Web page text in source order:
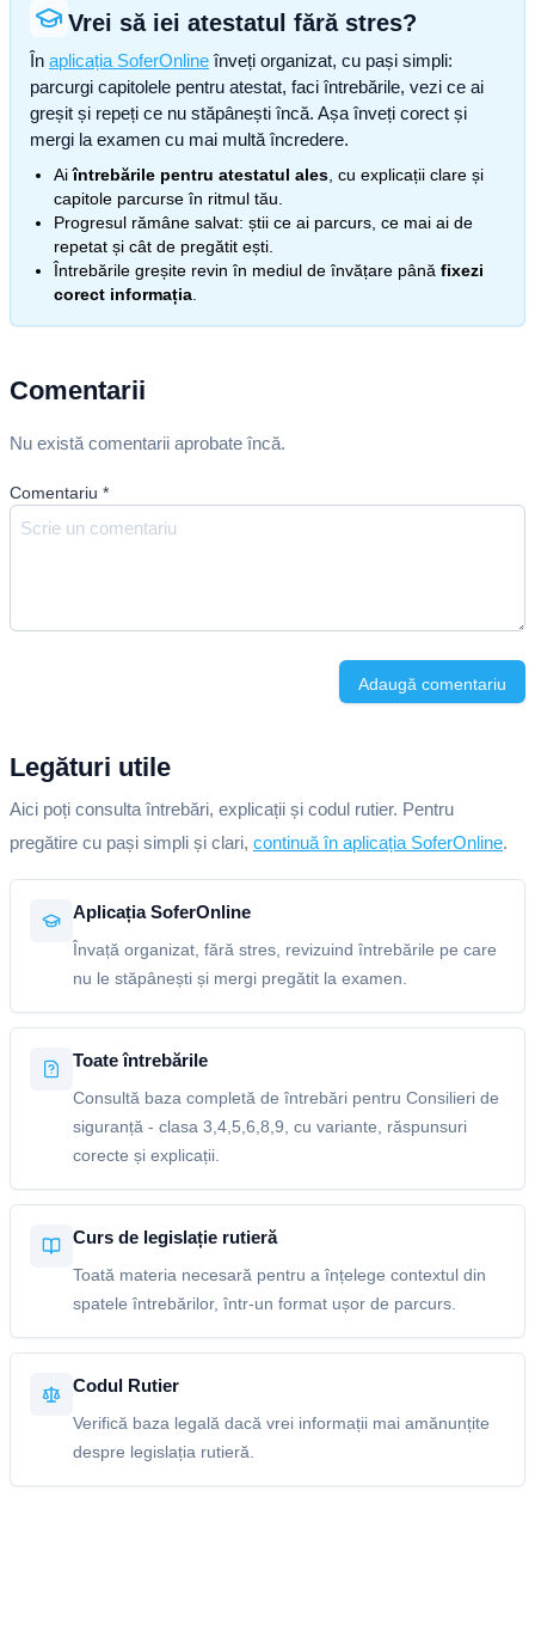
Vrei să iei atestatul fără stres?
În aplicația SoferOnline înveți organizat, cu pași simpli:
parcurgi capitolele pentru atestat, faci întrebările, vezi ce ai
greșit și repeți ce nu stăpânești încă. Așa înveți corect și
mergi la examen cu mai multă încredere.
Aiîntrebările pentru atestatul ales , cu explicații clare și
capitole parcurse în ritmul tău.
Progresul rămâne salvat: știi ce ai parcurs, ce mai ai de
repetat și cât de pregătit ești.
Întrebările greșite revin în mediul de învățare până fixezi
corect informația
Comentarii
Nu există comentarii aprobate încă.
Comentariu *
Adaugă comentariu
Legături utile
Aici poți consulta întrebări, explicații și codul rutier. Pentru
pregătire cu pași simpli și clari, continuă în aplicația SoferOnline.
Aplicația SoferOnline
Învață organizat, fără stres, revizuind întrebările pe care
nu le stăpânești și mergi pregătit la examen.
Toate întrebările
Consultă baza completă de întrebări pentru Consilieri de
siguranță - clasa 3,4,5,6,8,9, cu variante, răspunsuri
corecte și explicații.
Curs de legislație rutieră
Toată materia necesară pentru a înțelege contextul din
spatele întrebărilor, într-un format ușor de parcurs.
Codul Rutier
Verifică baza legală dacă vrei informații mai amănunțite
despre legislația rutieră.